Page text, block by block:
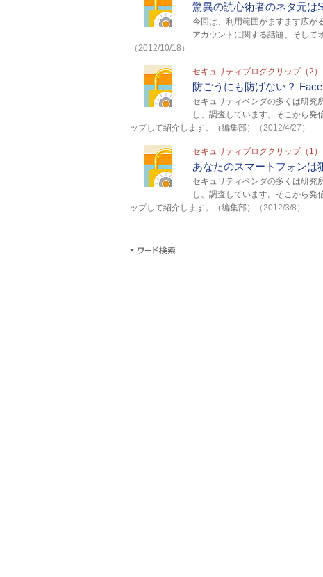
驚異の読心術者のネタ元は
今回は、利用範囲がますます広が
アカウントに関する話題、そして
（2012/10/18）
セキュリティブログクリップ（2）
防ごうにも防げない？
セキュリティベンダの多くは研究
し、調査しています。そこから発
ップして紹介します。（編集部）
（2012/4/27）
セキュリティブログクリップ（1）
あなたのスマートフォンは
セキュリティベンダの多くは研究
し、調査しています。そこから発
ップして紹介します。（編集部）
（2012/3/8）